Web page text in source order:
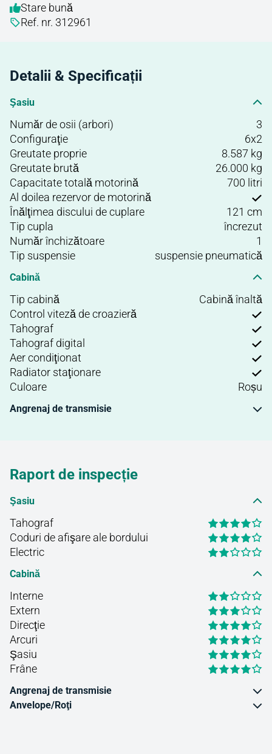
Stare bună
Ref. nr. 312961
Detalii & Specificații
Şasiu
Număr de osii (arbori)
3
Configuraţie
6x2
Greutate proprie
8.587 kg
Greutate brută
26.000 kg
Capacitate totală motorină
700 litri
Al doilea rezervor de motorină
Înălţimea discului de cuplare
121 cm
Tip cupla
încrezut
Număr închizătoare
1
Tip suspensie
suspensie pneumatică
Cabină
Tip cabină
Cabină înaltă
Control viteză de croazieră
Tahograf
Tahograf digital
Aer condiţionat
Radiator staţionare
Culoare
Roșu
Angrenaj de transmisie
Raport de inspecție
Şasiu
Tahograf
Coduri de afişare ale bordului
Electric
Cabină
Interne
Extern
Direcţie
Arcuri
Şasiu
Frâne
Angrenaj de transmisie
Anvelope/Roţi